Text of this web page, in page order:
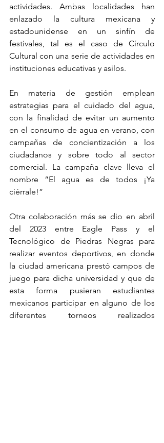
actividades. Ambas localidades han
enlazado la cultura mexicana y
estadounidense en un sinfín de
festivales, tal es el caso de Círculo
Cultural con una serie de actividades en
instituciones educativas y asilos.
En materia de gestión emplean
estrategias para el cuidado del agua,
con la finalidad de evitar un aumento
en el consumo de agua en verano, con
campañas de concientización a los
ciudadanos y sobre todo al sector
comercial. La campaña clave lleva el
nombre “El agua es de todos ¡Ya
ciérrale!”
Otra colaboración más se dio en abril
del 2023 entre Eagle Pass y el
Tecnológico de Piedras Negras para
realizar eventos deportivos, en donde
la ciudad americana prestó campos de
juego para dicha universidad y que de
esta forma pusieran estudiantes
mexicanos participar en alguno de los
diferentes torneos realizados